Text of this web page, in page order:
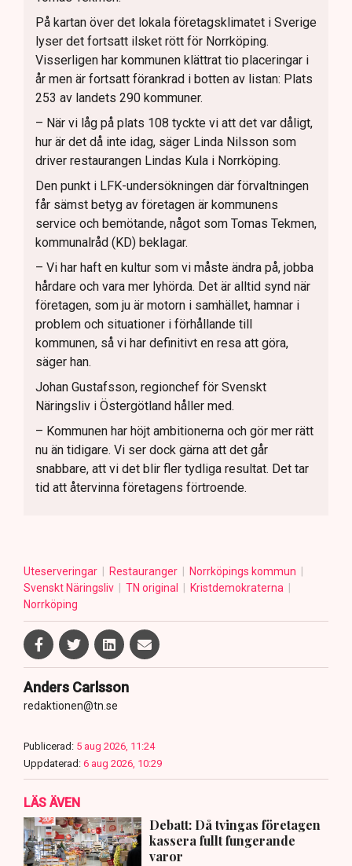
På kartan över det lokala företagsklimatet i Sverige
lyser det fortsatt ilsket rött för Norrköping.
Visserligen har kommunen klättrat tio placeringar i
år men är fortsatt förankrad i botten av listan: Plats
253 av landets 290 kommuner.
– När vi låg på plats 108 tyckte vi att det var dåligt,
hur är det då inte idag, säger Linda Nilsson som
driver restaurangen Lindas Kula i Norrköping.
Den punkt i LFK-undersökningen där förvaltningen
får sämst betyg av företagen är kommunens
service och bemötande, något som Tomas Tekmen,
kommunalråd (KD) beklagar.
– Vi har haft en kultur som vi måste ändra på, jobba
hårdare och vara mer lyhörda. Det är alltid synd när
företagen, som ju är motorn i samhället, hamnar i
problem och situationer i förhållande till
kommunen, så vi har definitivt en resa att göra,
säger han.
Johan Gustafsson, regionchef för Svenskt
Näringsliv i Östergötland håller med.
– Kommunen har höjt ambitionerna och gör mer rätt
nu än tidigare. Vi ser dock gärna att det går
snabbare, att vi det blir fler tydliga resultat. Det tar
tid att återvinna företagens förtroende.
Uteserveringar Restauranger
Norrköpings kommun
Svenskt Näringsliv
TN original
Kristdemokraterna
Norrköping
Anders Carlsson
redaktionen@tn.se
Publicerad: 5 aug 2026, 11:24
Uppdaterad: 6 aug 2026, 10:29
LÄS ÄVEN
Debatt: Då tvingas företagen
kassera fullt fungerande
varor